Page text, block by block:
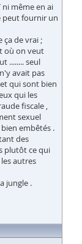
ni même en ai
peut fournir un
ça de vrai ;
où on veut
........ seul
avait pas
qui sont bien
qui les
fiscale ,
sexuel
embêtés .
des
plutôt ce qui
autres
jungle .